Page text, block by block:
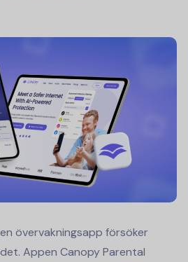
övervakningsapp försöker
Appen Canopy Parental